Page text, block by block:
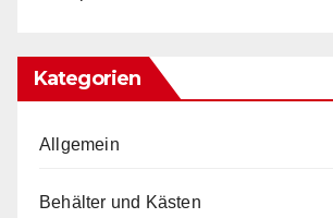
Kategorien
Allgemein
Behälter und Kästen